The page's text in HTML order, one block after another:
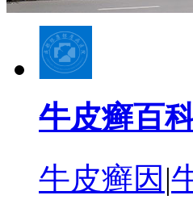
牛皮癣百
牛皮癣因 |